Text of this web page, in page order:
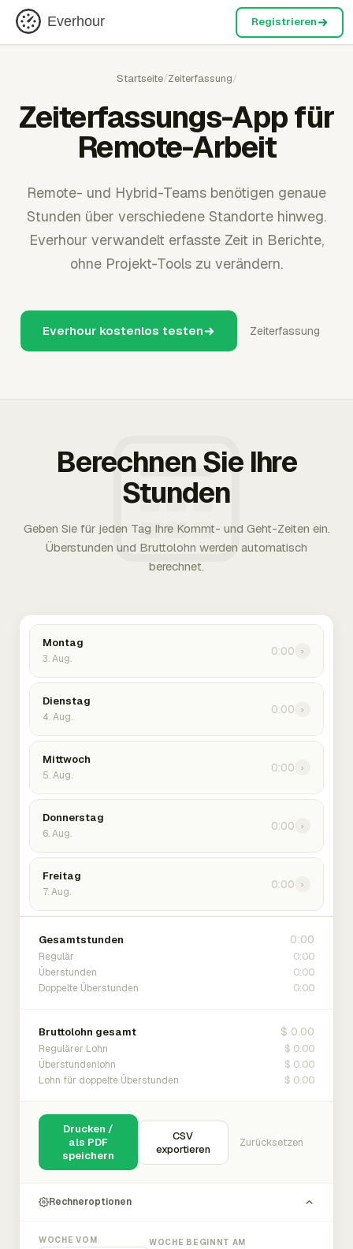
Everhour Registrieren
Startseite/Zeiterfassung/
Zeiterfassungs-App für
Remote-Arbeit
Remote- und Hybrid-Teams benötigen genaue
Stunden über verschiedene Standorte hinweg.
Everhour verwandelt erfasste Zeit in Berichte,
ohne Projekt-Tools zu verändern.
Everhour kostenlos testen Zeiterfassung
Berechnen Sie Ihre
Stunden
Geben Sie für jeden Tag Ihre Kommt- und Geht-Zeiten ein.
Überstunden und Bruttolohn werden automatisch
berechnet.
Montag
3. Aug.
0:00 ›
Dienstag
4. Aug.
0:00 ›
Mittwoch
5. Aug.
0:00 ›
Donnerstag
6. Aug.
0:00 ›
Freitag
7. Aug.
0:00 ›
Gesamtstunden 0:00
Regulär 0:00
Überstunden 0:00
Doppelte Überstunden 0:00
Bruttolohn gesamt $ 0.00
Regulärer Lohn $ 0.00
Überstundenlohn $ 0.00
Lohn für doppelte Überstunden $ 0.00
Drucken /
als PDF
speichern
CSV
exportieren
Zurücksetzen
Rechneroptionen
WOCHE VOM WOCHE BEGINNT AM